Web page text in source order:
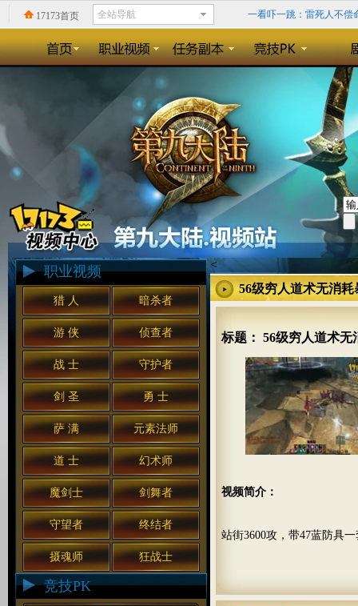
17173首页 一看吓一跳：雷死人不偿
回忆录:小学时山寨小霸
精确到0.1毫秒？《天神
《暗黑3》格里德的领域
职业视频
猎 人 暗杀者
游 侠 侦查者
战 士 守护者
剑 圣 勇 士
萨 满 元素法师
道 士 幻术师
魔剑士 剑舞者
守望者 终结者
摄魂师 狂战士
竞技PK
<
56级穷人道术无消
标题： 56级穷人道术
视频简介：
站街3600攻，带47蓝防具